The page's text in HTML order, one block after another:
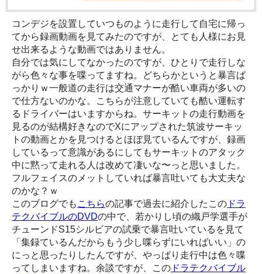
コンデジを設置していつものように走行して自宅に帰っ
てから録画動画を見てみたのですが、とても人様にお見
せ出来るような動画ではありません。
自分では気にしてなかったのですが、ひとりで走行しな
がら色々な事を喋ってますね。どちらかというと暴言ば
っかりｗ一般道の走行は交通マナーが酷い車両が多いの
で仕方ないのかな。こちらが注意していても酷い運転す
るドライバーはいますからね。サーキットの走行動画を
見るのが結構好きなのでXにアップされた筑波サーキッ
トの動画とかを見つけるとほぼ見ているんですが、録画
しているって意識があるにしてもサーキットのアタック
中に黙って走れる人は改めて凄いな〜っと思いました。
フルフェイスのメットしていれば暴言吐いても大丈夫な
のかな？ｗ
このブログでも こちらの記事で過去に紹介したこの ドラ
テクバイブルのDVDの中で、若かりし頃の織戸学選手が
チューンドS15シルビアの試乗で暴言吐いているを見て
「集録ているんだからもう少し喋らずにいればいい」の
にっと思ったりしたんですが、やっぱり走行中は色々喋
ってしまいますね。余談ですが、この ドラテクバイブル